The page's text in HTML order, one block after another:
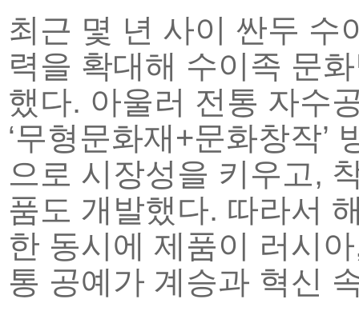
최근 몇 년 사이 싼두 수
력을 확대해 수이족 문
했다. 아울러 전통 자수
‘무형문화재+문화창작’
으로 시장성을 키우고,
품도 개발했다. 따라서
한 동시에 제품이 러시
통 공예가 계승과 혁신